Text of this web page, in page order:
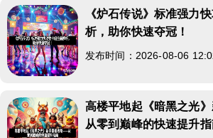
《炉石传说》标准强力
析，助你快速夺冠！
发布时间：2026-08-06
高楼平地起《暗黑之光
从零到巅峰的快速提升